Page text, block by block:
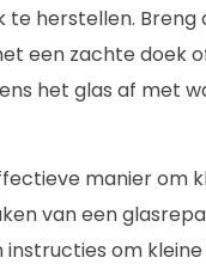
te herstellen.
een zachte doek
het glas af met
manier om
van een
instructies om